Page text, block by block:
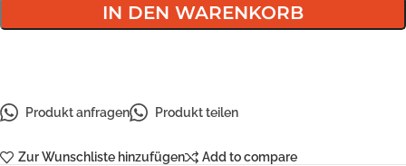
IN DEN WARENKORB
Produkt anfragen Produkt teilen
Zur Wunschliste hinzufügen Add to compare